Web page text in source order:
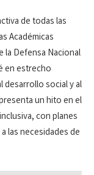
de todas las
Académicas
la Defensa Nacional
en estrecho
desarrollo social y al
un hito en el
con planes
las necesidades de